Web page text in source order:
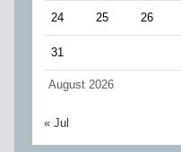
August 2026
24 25 26
31
« Jul